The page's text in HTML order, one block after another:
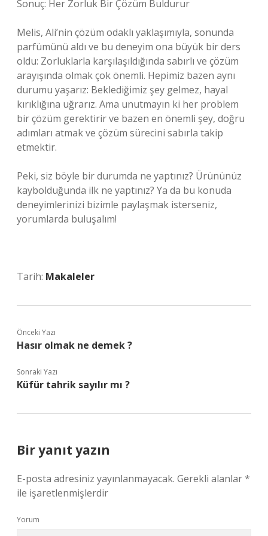
Sonuç: Her Zorluk Bir Çözüm Buldurur
Melis, Ali’nin çözüm odaklı yaklaşımıyla, sonunda
parfümünü aldı ve bu deneyim ona büyük bir ders
oldu: Zorluklarla karşılaşıldığında sabırlı ve çözüm
arayışında olmak çok önemli. Hepimiz bazen aynı
durumu yaşarız: Beklediğimiz şey gelmez, hayal
kırıklığına uğrarız. Ama unutmayın ki her problem
bir çözüm gerektirir ve bazen en önemli şey, doğru
adımları atmak ve çözüm sürecini sabırla takip
etmektir.
Peki, siz böyle bir durumda ne yaptınız? Ürününüz
kaybolduğunda ilk ne yaptınız? Ya da bu konuda
deneyimlerinizi bizimle paylaşmak isterseniz,
yorumlarda buluşalım!
Tarih: Makaleler
Önceki Yazı
Hasır olmak ne demek ?
Sonraki Yazı
Küfür tahrik sayılır mı ?
Bir yanıt yazın
E-posta adresiniz yayınlanmayacak. Gerekli alanlar*
ile işaretlenmişlerdir
Yorum